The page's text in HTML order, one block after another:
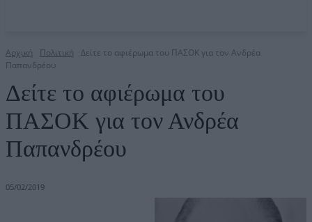
Αρχική Πολιτική
Δείτε το αφιέρωμα του ΠΑΣΟΚ για τον Ανδρέα
Παπανδρέου
Δείτε το αφιέρωμα του
ΠΑΣΟΚ για τον Ανδρέα
Παπανδρέου
05/02/2019